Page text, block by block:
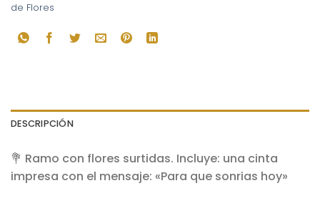
de Flores
DESCRIPCIÓN
💐 Ramo con flores surtidas. Incluye: una cinta
impresa con el mensaje: «Para que sonrias hoy»